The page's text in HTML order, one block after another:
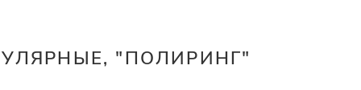
"ПОЛИРИНГ"